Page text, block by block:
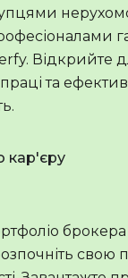
Відкрийте
та
кар'єру
брокера
свою